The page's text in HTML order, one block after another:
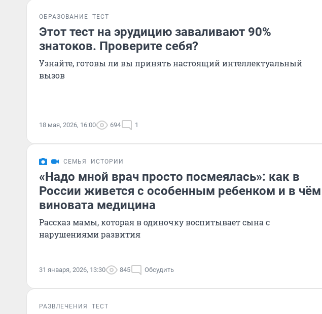
ОБРАЗОВАНИЕ ТЕСТ
Этот тест на эрудицию заваливают 90%
знатоков. Проверите себя?
Узнайте, готовы ли вы принять настоящий интеллектуальный
вызов
18 мая, 2026, 16:00 694 1
СЕМЬЯ ИСТОРИИ
«Надо мной врач просто посмеялась»: как в
России живется с особенным ребенком и в чём
виновата медицина
Рассказ мамы, которая в одиночку воспитывает сына с
нарушениями развития
31 января, 2026, 13:30 845 Обсудить
РАЗВЛЕЧЕНИЯ ТЕСТ